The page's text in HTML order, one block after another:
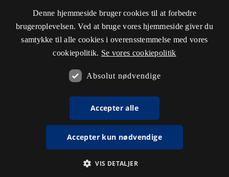
Denne hjemmeside bruger cookies til at forbedre
brugeroplevelsen. Ved at bruge vores hjemmeside giver du
samtykke til alle cookies i overensstemmelse med vores
cookiepolitik. Se vores cookiepolitik
Absolut nødvendige
Accepter alle
Accepter kun nødvendige
VIS DETALJER